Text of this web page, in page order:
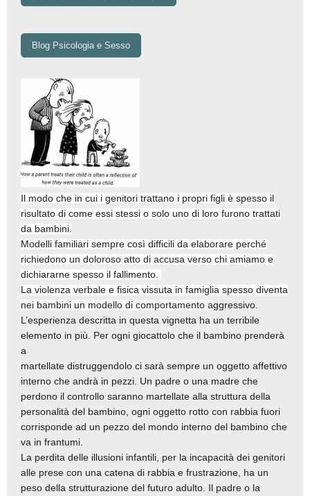
Blog Psicologia e Sesso
Il modo che in cui i genitori trattano i propri figli è spesso il
risultato di come essi stessi o solo uno di loro furono trattati
da bambini.
Modelli familiari sempre così difficili da elaborare perché
richiedono un doloroso atto di accusa verso chi amiamo e
dichiararne spesso il fallimento.
La violenza verbale e fisica vissuta in famiglia spesso diventa
nei bambini un modello di comportamento aggressivo.
L’esperienza descritta in questa vignetta ha un terribile
elemento in più. Per ogni giocattolo che il bambino prenderà
a
martellate distruggendolo ci sarà sempre un oggetto affettivo
interno che andrà in pezzi. Un padre o una madre che
perdono il controllo saranno martellate alla struttura della
personalità del bambino, ogni oggetto rotto con rabbia fuori
corrisponde ad un pezzo del mondo interno del bambino che
va in frantumi.
La perdita delle illusioni infantili, per la incapacità dei genitori
alle prese con una catena di rabbia e frustrazione, ha un
peso della strutturazione del futuro adulto. Il padre o la